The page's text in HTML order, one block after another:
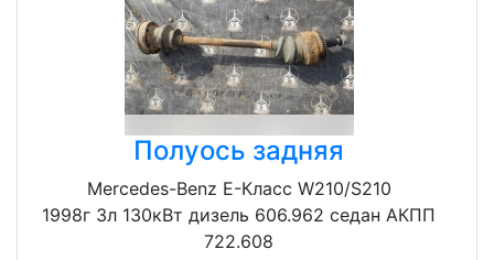
Полуось задняя
Mercedes-Benz E-Класс W210/S210
1998г 3л 130кВт дизель 606.962 седан АКПП
722.608